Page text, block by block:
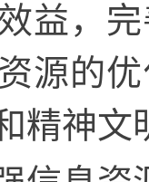
益，
源的
精神文